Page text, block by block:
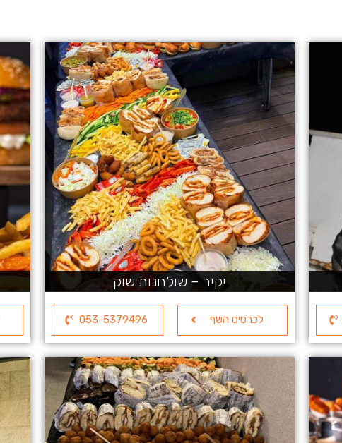
יקיר – שולחנות שוק
לכרטיס השף 053-5379496